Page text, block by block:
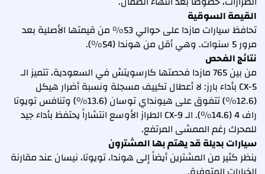
القيمة السوقية
تحافظ سيارات مازدا على حوالي 53% من قيمتها الأصلية بعد
مرور 5 سنوات. وهي أقل من هوندا (54%).
نتائج الفحص
من بين 765 مازدا فحصتها كارسويتش في السعودية، تتميز الـ
CX-5 بأداء بارز: لا أعطال تكييف مسجلة ونسبة أضرار هيكل
(12.6%) تتفوق على هيونداي توسان (13.6%) وتنافس تويوتا
راف 4 (14.6%). الـ CX-9 الطراز الأوسع انتشاراً يحتفظ بأداء جيد
للمحرك رغم الممشى المرتفع.
سيارات بديلة قد يهتم بها المشترون
ينظر كثير من المشترين أيضاً إلى هوندا، تويوتا، نيسان عند مقارنة